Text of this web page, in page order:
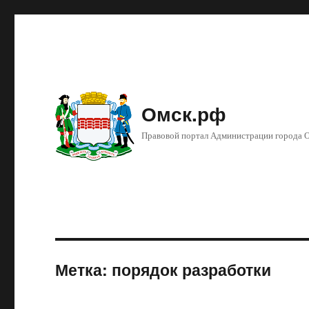
Омск.рф
Правовой портал Администрации города
Метка: порядок разработки